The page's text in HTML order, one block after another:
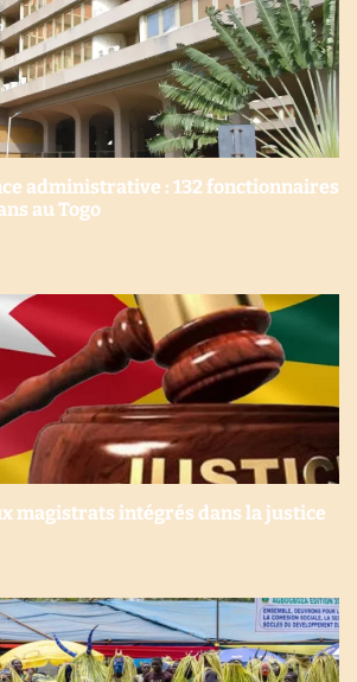
administrative : 132 fonctionnaires
au Togo
magistrats intégrés dans la justice